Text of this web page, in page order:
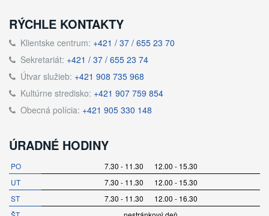
RÝCHLE KONTAKTY
Klientske centrum: +421 / 37 / 655 23 70
Sekretariát: +421 / 37 / 655 23 74
Útvar služieb: +421 908 735 968
Kultúrne stredisko: +421 907 759 854
Obecná polícia: +421 905 330 148
ÚRADNÉ HODINY
PO
7.30 - 11.30 12.00 - 15.30
UT
7.30 - 11.30 12.00 - 15.30
ST
7.30 - 11.30 12.00 - 16.30